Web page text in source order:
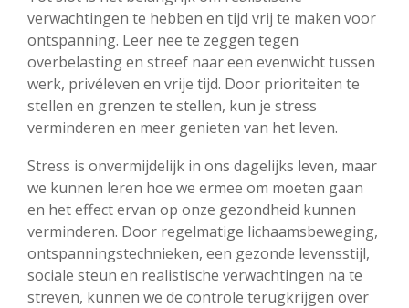
verwachtingen te hebben en tijd vrij te maken voor
ontspanning. Leer nee te zeggen tegen
overbelasting en streef naar een evenwicht tussen
werk, privéleven en vrije tijd. Door prioriteiten te
stellen en grenzen te stellen, kun je stress
verminderen en meer genieten van het leven.
Stress is onvermijdelijk in ons dagelijks leven, maar
we kunnen leren hoe we ermee om moeten gaan
en het effect ervan op onze gezondheid kunnen
verminderen. Door regelmatige lichaamsbeweging,
ontspanningstechnieken, een gezonde levensstijl,
sociale steun en realistische verwachtingen na te
streven, kunnen we de controle terugkrijgen over